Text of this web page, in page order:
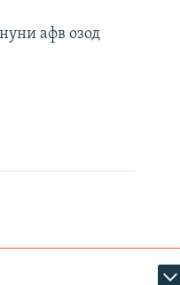
афв озод